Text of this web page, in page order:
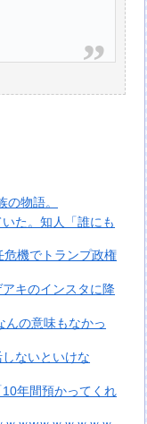
物語。
た。知人「誰にも
機でトランプ政権
キのインスタに降
んの意味もなかっ
ないといけな
年間預かってくれ